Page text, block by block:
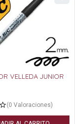
VELLEDA JUNIOR
(0 Valoraciones)